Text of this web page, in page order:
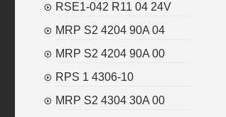
RSE1-042 R11 04 24V
MRP S2 4204 90A 04
MRP S2 4204 90A 00
RPS 1 4306-10
MRP S2 4304 30A 00